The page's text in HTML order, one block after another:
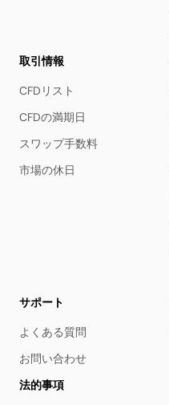
取引情報
CFDリスト
CFDの満期日
スワップ手数料
市場の休日
サポート
よくある質問
お問い合わせ
法的事項